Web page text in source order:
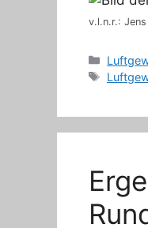
v.l.n.r.: